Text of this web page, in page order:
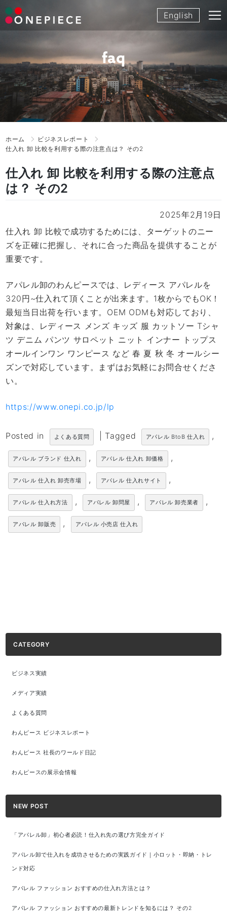
Skip
to
English
faq
ホーム
ビジネスレポート
仕入れ 卸 比較を利用する際の注意点は？ その2
仕入れ 卸 比較を利用する際の注意点
は？ その2
2025年2月19日
仕入れ 卸 比較で成功するためには、ターゲットのニー
ズを正確に把握し、それに合った商品を提供することが
重要です。
アパレル卸のわんピースでは、レディース アパレルを
320円~仕入れて頂くことが出来ます。1枚からでもOK！
最短当日出荷を行います。OEM ODMも対応しており、
対象は、レディース メンズ キッズ 服 カットソー Tシャ
ツ デニム パンツ サロペット ニット インナー トップス
オールインワン ワンピース など 春 夏 秋 冬 オールシー
ズンで対応しています。まずはお気軽にお問合せくださ
い。
https://www.onepi.co.jp/lp
Posted in よくある質問 Tagged アパレル BtoB 仕入れ ,
アパレル ブランド 仕入れ , アパレル 仕入れ 卸価格 ,
アパレル 仕入れ 卸売市場 , アパレル 仕入れサイト ,
アパレル 仕入れ方法 , アパレル 卸問屋 , アパレル 卸売業者 ,
アパレル 卸販売 , アパレル 小売店 仕入れ
CATEGORY
ビジネス実績
メディア実績
よくある質問
わんピース ビジネスレポート
わんピース 社長のワールド日記
わんピースの展示会情報
NEW POST
「アパレル卸」初心者必読！仕入れ先の選び方完全ガイド
アパレル卸で仕入れを成功させるための実践ガイド｜小ロット・即納・トレ
ンド対応
アパレル ファッション おすすめの仕入れ方法とは？
アパレル ファッション おすすめの最新トレンドを知るには？ その2